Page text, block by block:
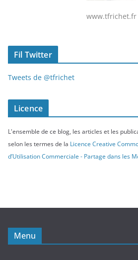
www.tfrichet.fr
Fil Twitter
Tweets de @tfrichet
Licence
L'ensemble de ce blog, les articles et les
selon les termes de la Licence Creative
d’Utilisation Commerciale - Partage dans les
Menu